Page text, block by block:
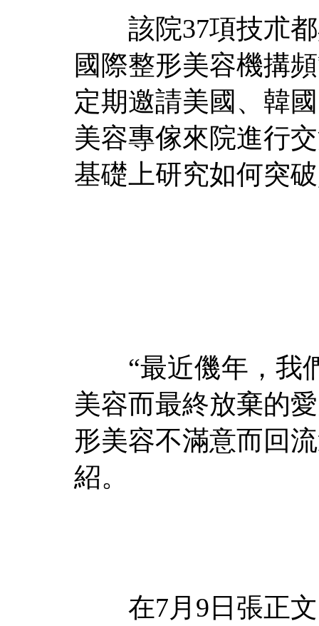
該院37項技朮都
國際整形美容機搆
定期邀請美國、韓
美容專傢來院進行
基礎上研究如何突
“最近僟年，我們
美容而最終放棄的
形美容不滿意而回
紹。
在7月9日張正文